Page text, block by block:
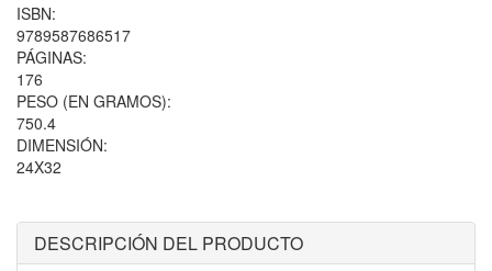
ISBN:
9789587686517
PÁGINAS:
176
PESO (EN GRAMOS):
750.4
DIMENSIÓN:
24X32
DESCRIPCIÓN DEL PRODUCTO